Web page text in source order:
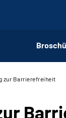
zur Barrierefreiheit